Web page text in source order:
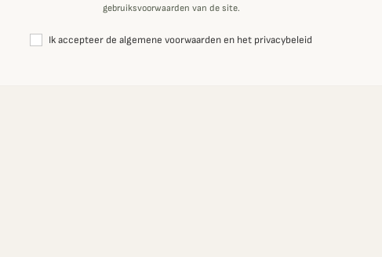
gebruiksvoorwaarden van de site.
Ik accepteer de algemene voorwaarden en het privacybeleid